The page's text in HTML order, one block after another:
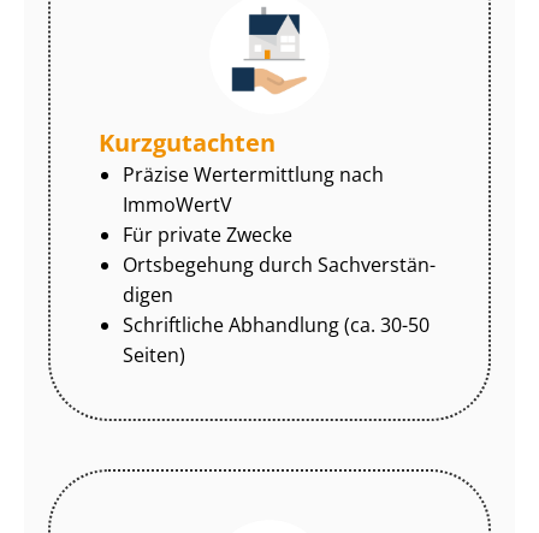
Kurzgutachten
Präzise Wertermittlung nach
ImmoWertV
Für private Zwecke
Ortsbegehung durch Sach­ver­stän­
di­gen
Schriftliche Abhandlung (ca. 30-50
Seiten)